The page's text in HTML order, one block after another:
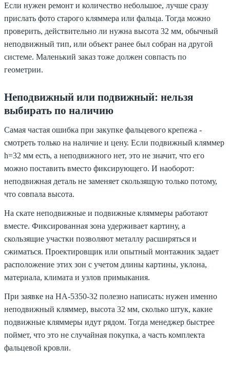
Если нужен ремонт и количество небольшое, лучше сразу
прислать фото старого кляммера или фальца. Тогда можно
проверить, действительно ли нужна высота 32 мм, обычный
неподвижный тип, или объект ранее был собран на другой
системе. Маленький заказ тоже должен совпасть по
геометрии.
Неподвижный или подвижный: нельзя
выбирать по наличию
Самая частая ошибка при закупке фальцевого крепежа -
смотреть только на наличие и цену. Если подвижный кляммер
h=32 мм есть, а неподвижного нет, это не значит, что его
можно поставить вместо фиксирующего. И наоборот:
неподвижная деталь не заменяет скользящую только потому,
что совпала высота.
На скате неподвижные и подвижные кляммеры работают
вместе. Фиксированная зона удерживает картину, а
скользящие участки позволяют металлу расширяться и
сжиматься. Проектировщик или опытный монтажник задает
расположение этих зон с учетом длины картины, уклона,
материала, климата и узлов примыкания.
При заявке на HA-5350-32 полезно написать: нужен именно
неподвижный кляммер, высота 32 мм, сколько штук, какие
подвижные кляммеры идут рядом. Тогда менеджер быстрее
поймет, что это не случайная покупка, а часть комплекта
фальцевой кровли.